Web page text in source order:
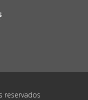
reservados